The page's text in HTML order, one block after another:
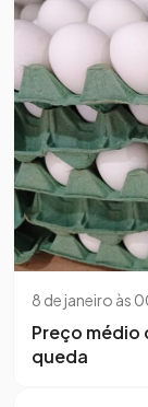
8 de janeiro às
Preço médio
queda